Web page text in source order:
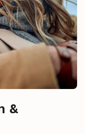
&